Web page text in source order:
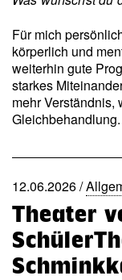
Für mich
körperlich und
weiterhin gute
starkes
mehr Verständnis,
Gleichbehandlung.
12.06.2026 /
Theater